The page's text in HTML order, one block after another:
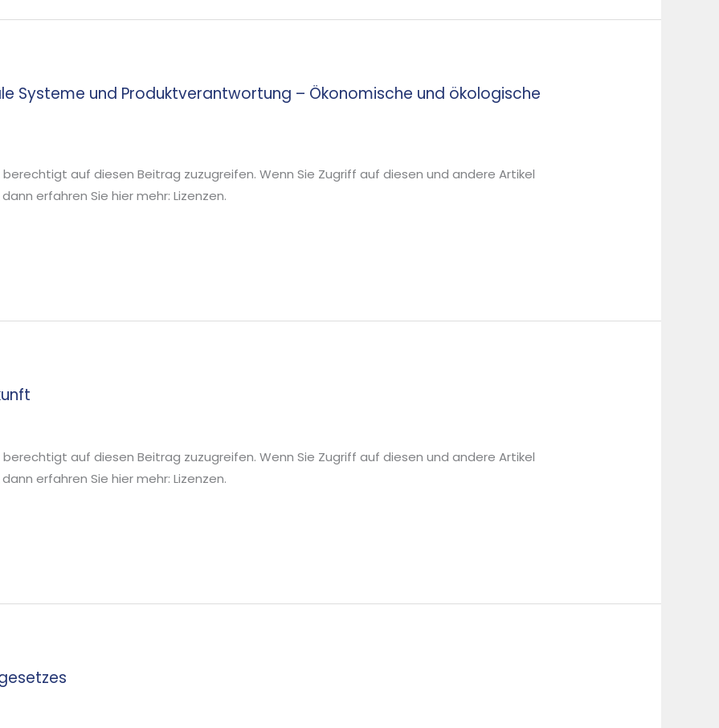
Systeme und Produktverantwortung – Ökonomische und ökologische
berechtigt auf diesen Beitrag zuzugreifen. Wenn Sie Zugriff auf diesen und andere Artikel
erfahren Sie hier mehr: Lizenzen.
berechtigt auf diesen Beitrag zuzugreifen. Wenn Sie Zugriff auf diesen und andere Artikel
erfahren Sie hier mehr: Lizenzen.